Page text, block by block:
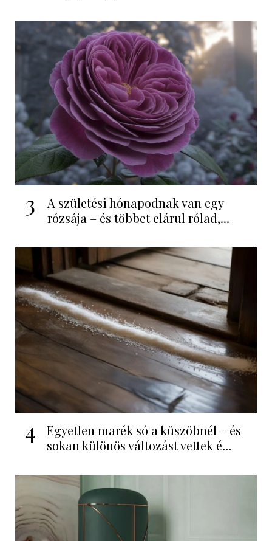
3
A születési hónapodnak van egy
rózsája – és többet elárul rólad,...
4
Egyetlen marék só a küszöbnél – és
sokan különös változást vettek é...